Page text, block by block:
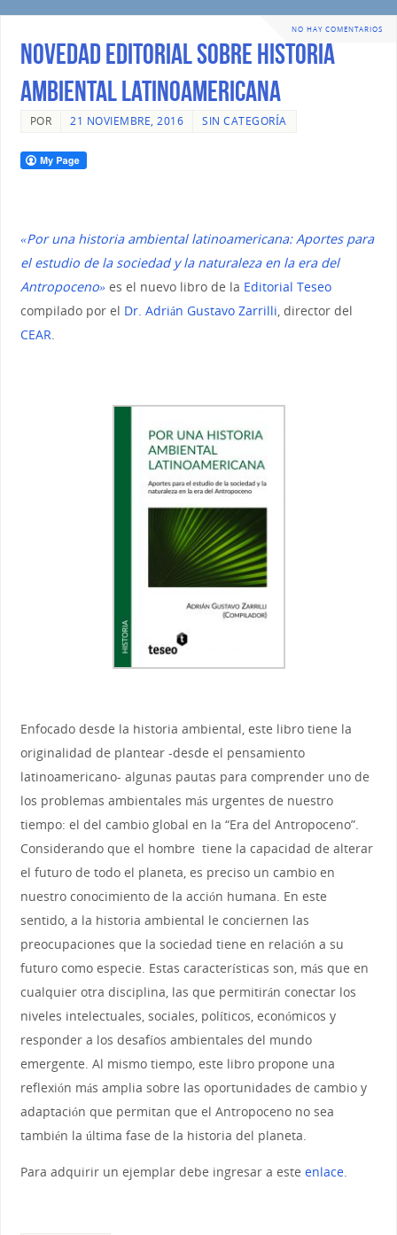
NO HAY COMENTARIOS
Novedad editorial sobre Historia
Ambiental Latinoamericana
POR 21 NOVIEMBRE, 2016 SIN CATEGORÍA
«Por una historia ambiental latinoamericana: Aportes para
el estudio de la sociedad y la naturaleza en la era del
Antropoceno» es el nuevo libro de la Editorial Teseo
compilado por el Dr. Adrián Gustavo Zarrilli, director del
CEAR.
Enfocado desde la historia ambiental, este libro tiene la
originalidad de plantear -desde el pensamiento
latinoamericano- algunas pautas para comprender uno de
los problemas ambientales más urgentes de nuestro
tiempo: el del cambio global en la “Era del Antropoceno”.
Considerando que el hombre tiene la capacidad de alterar
el futuro de todo el planeta, es preciso un cambio en
nuestro conocimiento de la acción humana. En este
sentido, a la historia ambiental le conciernen las
preocupaciones que la sociedad tiene en relación a su
futuro como especie. Estas características son, más que en
cualquier otra disciplina, las que permitirán conectar los
niveles intelectuales, sociales, políticos, económicos y
responder a los desafíos ambientales del mundo
emergente. Al mismo tiempo, este libro propone una
reflexión más amplia sobre las oportunidades de cambio y
adaptación que permitan que el Antropoceno no sea
también la última fase de la historia del planeta.
Para adquirir un ejemplar debe ingresar a este enlace.